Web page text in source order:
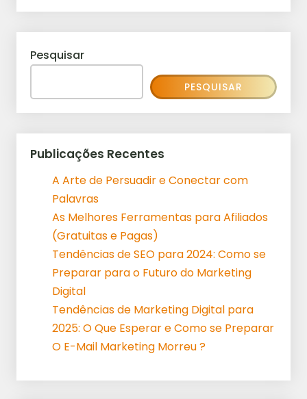
Pesquisar
PESQUISAR
Publicações Recentes
A Arte de Persuadir e Conectar com
Palavras
As Melhores Ferramentas para Afiliados
(Gratuitas e Pagas)
Tendências de SEO para 2024: Como se
Preparar para o Futuro do Marketing
Digital
Tendências de Marketing Digital para
2025: O Que Esperar e Como se Preparar
O E-Mail Marketing Morreu ?